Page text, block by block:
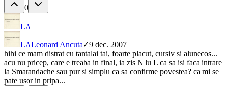
0
LA
LALeonard Ancuta✓9 dec. 2007
hihi ce mam distrat cu tantalai tai, foarte placut, cursiv si alunecos...
acu nu pricep, care e treaba in final, ia zis N lu L ca sa isi faca intrare
la Smarandache sau pur si simplu ca sa confirme povestea? ca mi se
pate usor in pripa...